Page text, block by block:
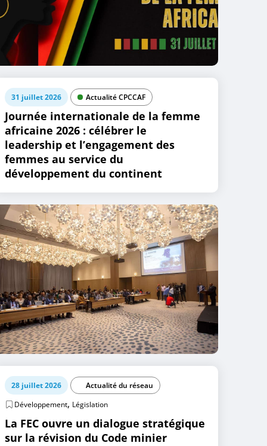
31 juillet 2026 Actualité CPCCAF
Journée internationale de la femme
africaine 2026 : célébrer le
leadership et l’engagement des
femmes au service du
développement du continent
28 juillet 2026
Actualité du réseau
Développement, Législation
La FEC ouvre un dialogue stratégique
sur la révision du Code minier